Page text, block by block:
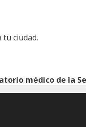
tu ciudad.
médico de la